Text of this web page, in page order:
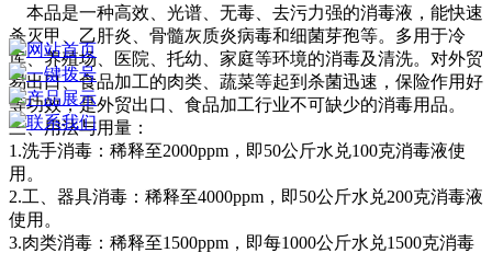
本品是一种高效、光谱、无毒、去污力强的消毒液，能快速
杀灭甲、乙肝炎、骨髓灰质炎病毒和细菌芽孢等。多用于冷
库、养殖场、医院、托幼、家庭等环境的消毒及清洗。对外贸
易出口、食品加工的肉类、蔬菜等起到杀菌迅速，保险作用好
等功效，是外贸出口、食品加工行业不可缺少的消毒用品。
三、用法与用量：
1.洗手消毒：稀释至2000ppm，即50公斤水兑100克消毒液使
用。
2.工、器具消毒：稀释至4000ppm，即50公斤水兑200克消毒液
使用。
3.肉类消毒：稀释至1500ppm，即每1000公斤水兑1500克消毒
网站首页
一键拨号
产品展示
联系我们